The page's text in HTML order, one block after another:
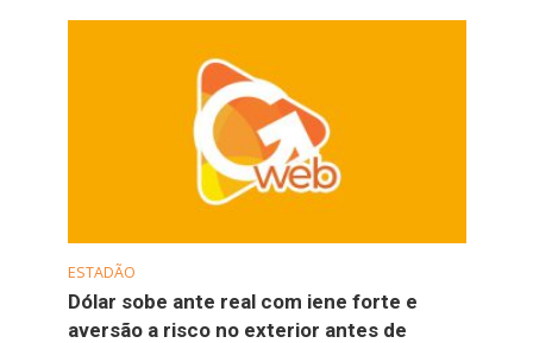
ESTADÃO
Dólar sobe ante real com iene forte e
aversão a risco no exterior antes de